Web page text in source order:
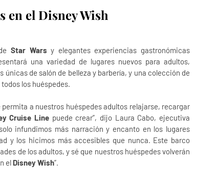
en el Disney Wish
Star Wars y elegantes experiencias gastronómicas
una variedad de lugares nuevos para adultos,
de salón de belleza y barbería, y una colección de
los huéspedes.
a nuestros huéspedes adultos relajarse, recargar
Cruise Linepuede crear”, dijo Laura Cabo, ejecutiva
infundimos más narración y encanto en los lugares
y los hicimos más accesibles que nunca. Este barco
de los adultos, y sé que nuestros huéspedes volverán
el Disney Wish”.